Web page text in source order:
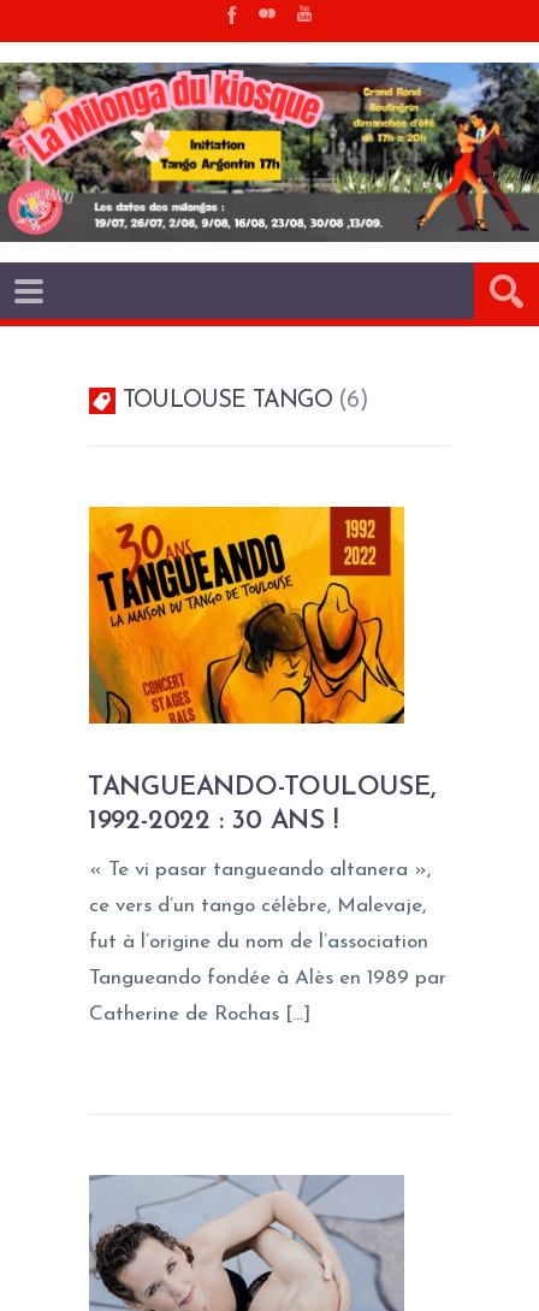
TOULOUSE TANGO 6
TANGUEANDO-TOULOUSE,
1992-2022 : 30 ANS !
« Te vi pasar tangueando altanera »,
ce vers d’un tango célèbre, Malevaje,
fut à l’origine du nom de l’association
Tangueando fondée à Alès en 1989 par
Catherine de Rochas […]